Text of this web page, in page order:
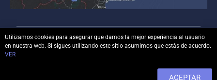
Utilizamos cookies para asegurar que damos la mejor experiencia al usuario
en nuestra web. Si sigues utilizando este sitio asumimos que estás de acuerdo.
VER
ACEPTAR